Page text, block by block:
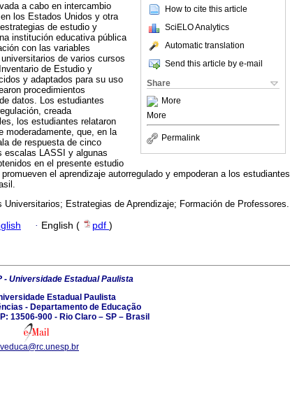
How to cite this article
SciELO Analytics
Automatic translation
Send this article by e-mail
Share
More
More
Permalink
a cabo en intercambio
los Estados Unidos y otra
de estudio y
institución educativa pública
con las variables
de varios cursos
de Estudio y
y adaptados para su uso
procedimientos
datos. Los estudiantes
creada
los estudiantes relataron
moderadamente, que, en la
de respuesta de cinco
escalas LASSI y algunas
en el presente estudio
el aprendizaje autorregulado y empoderan a los estudiantes
Estrategias de Aprendizaje; Formación de Professores.
· English ( pdf )
- Universidade Estadual Paulista
Estadual Paulista
- Departamento de Educação
13506-900 - Rio Claro – SP – Brasil